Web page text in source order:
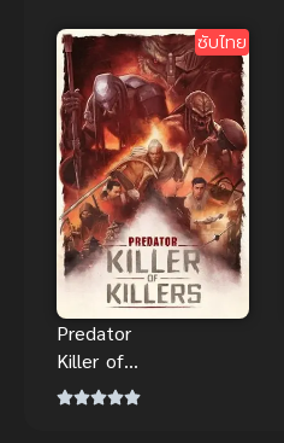
พากย์ไทยสุดๆ
ซับไทย
Predator
Killer of
Killers